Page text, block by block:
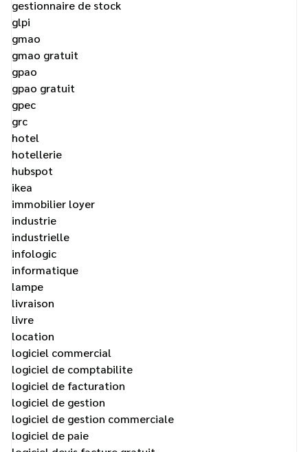
gestionnaire de stock
glpi
gmao
gmao gratuit
gpao
gpao gratuit
gpec
grc
hotel
hotellerie
hubspot
ikea
immobilier loyer
industrie
industrielle
infologic
informatique
lampe
livraison
livre
location
logiciel commercial
logiciel de comptabilite
logiciel de facturation
logiciel de gestion
logiciel de gestion commerciale
logiciel de paie